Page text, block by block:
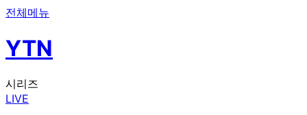
전체메뉴
YTN
시리즈
LIVE